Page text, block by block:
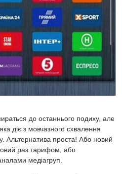
до останнього подиху, але
діє з мовчазного схвалення
Альтернатива проста! Або новий
раз тарифом, або
медіагруп.